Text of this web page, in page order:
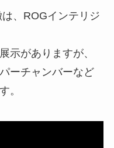
、ROGインテリジ
示がありますが、
ーチャンバーなど
。